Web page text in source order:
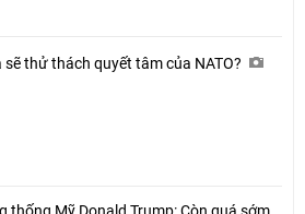
Facebook
sẽ thử thách quyết tâm của NATO?